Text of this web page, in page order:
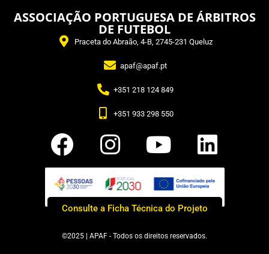
ASSOCIAÇÃO PORTUGUESA DE ÁRBITROS
DE FUTEBOL
Praceta do Abraão, 4-B, 2745-231 Queluz
apaf@apaf.pt
+351 218 124 849
+351 933 298 550
Consulte a Ficha Técnica do Projeto
©2025 | APAF - Todos os direitos reservados.